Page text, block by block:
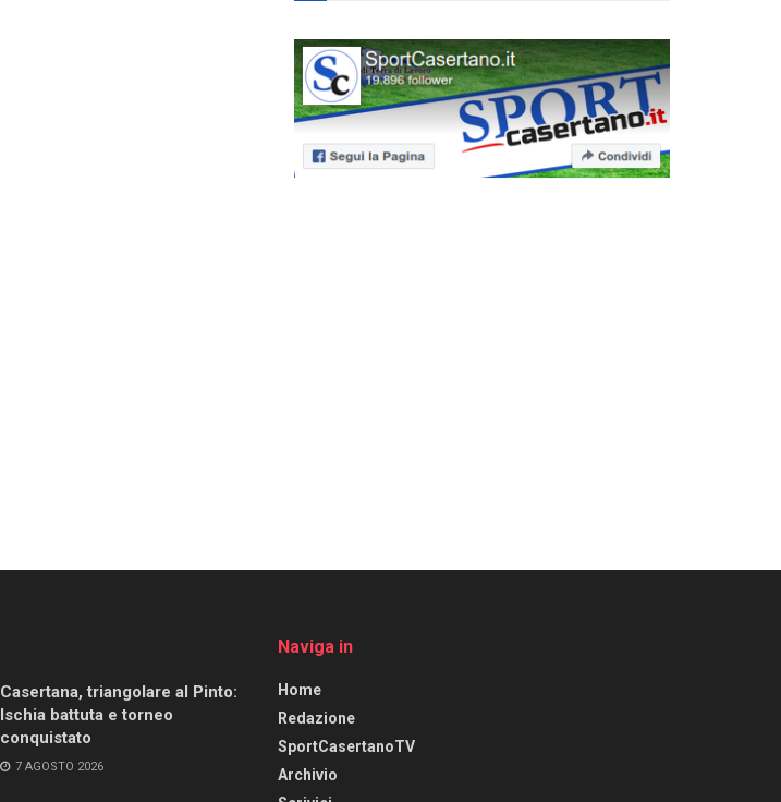
Casertana, triangolare al Pinto:
Ischia battuta e torneo
conquistato
7 AGOSTO 2026
Naviga in
Home
Redazione
SportCasertanoTV
Archivio